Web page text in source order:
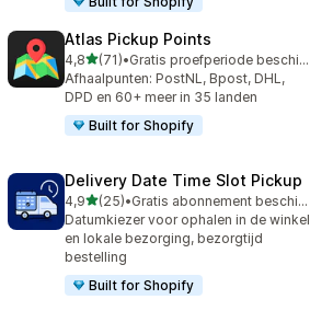
Atlas Pickup Points
4,8van 5 sterren
(71)
71 recensies in totaal
•
Gratis proefperiode beschikbaar
Afhaalpunten: PostNL, Bpost, DHL,
DPD en 60+ meer in 35 landen
Built for Shopify
Delivery Date Time Slot Pickup
4,9van 5 sterren
(25)
25 recensies in totaal
•
Gratis abonnement beschikbaar
Datumkiezer voor ophalen in de winkel
en lokale bezorging, bezorgtijd
bestelling
Built for Shopify